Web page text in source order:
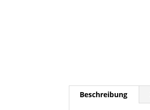
Beschreibung